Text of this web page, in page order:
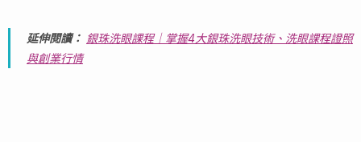
延伸閱讀： 銀珠洗眼課程｜掌握4大銀珠洗眼技術、洗眼課程證照
與創業行情